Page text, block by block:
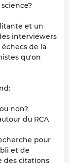
et un
interviewers
de la
qu'on
non?
du RCA
pour
et de
des citations